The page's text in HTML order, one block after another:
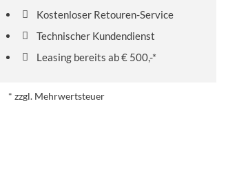
Kostenloser Retouren-Service
Technischer Kundendienst
Leasing bereits ab € 500,-*
* zzgl. Mehrwertsteuer